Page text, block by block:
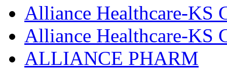
Alliance Healthcare-KS
Alliance Healthcare-KS
ALLIANCE PHARM